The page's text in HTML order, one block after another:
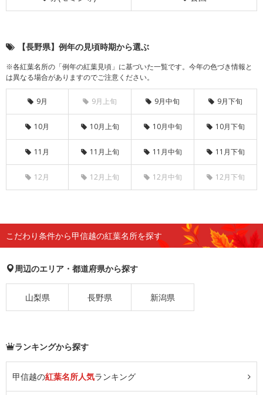
【長野県】例年の見頃時期から選ぶ
※各紅葉名所の「例年の紅葉見頃」に基づいた一覧です。今年の色づき情報と
は異なる場合がありますのでご注意ください。
9月 9月上旬 9月中旬 9月下旬
10月 10月上旬 10月中旬 10月下旬
11月 11月上旬 11月中旬 11月下旬
12月 12月上旬 12月中旬 12月下旬
こだわり条件から甲信越の紅葉名所を探す
周辺のエリア・都道府県から探す
山梨県 長野県 新潟県
ランキングから探す
甲信越の紅葉名所人気ランキング